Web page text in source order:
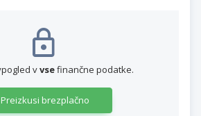
vvsefinančne podatke.
Preizkusi brezplačno